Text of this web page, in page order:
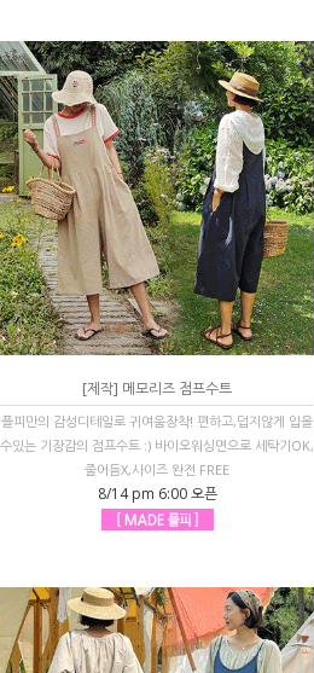
[제작] 메모리즈 점프수트
플피만의 감성디테일로 귀여움장착! 편하고,덥지않게 입을
수있는 기장감의 점프수트 :) 바이오워싱면으로 세탁기OK,
줄어듬X,사이즈 완전 FREE
8/14 pm 6:00 오픈